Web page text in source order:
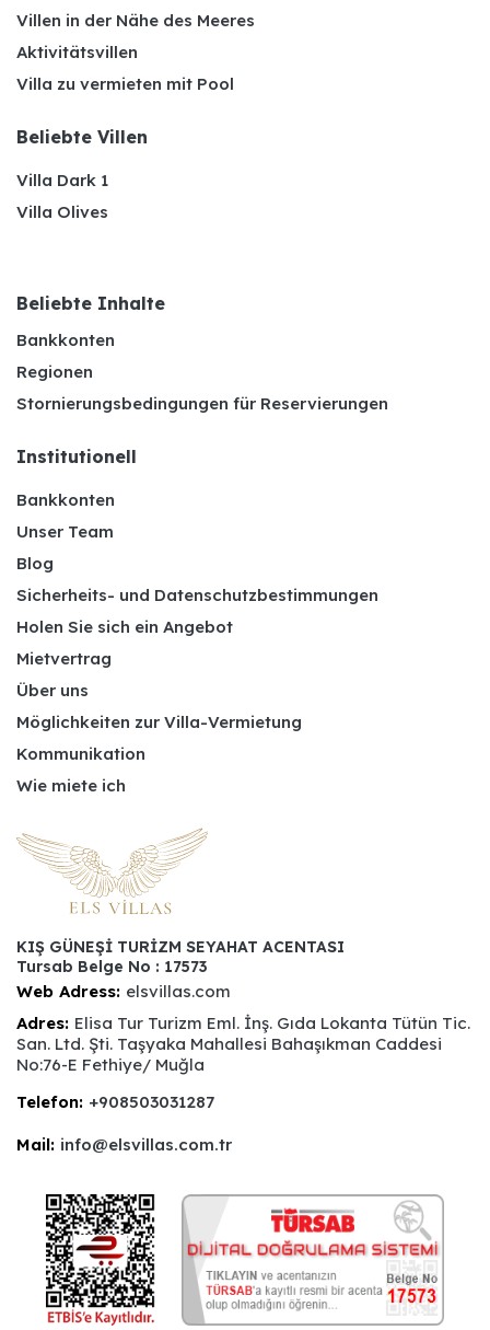
Villen in der Nähe des Meeres
Aktivitätsvillen
Villa zu vermieten mit Pool
Beliebte Villen
Villa Dark 1
Villa Olives
Beliebte Inhalte
Bankkonten
Regionen
Stornierungsbedingungen für Reservierungen
Institutionell
Bankkonten
Unser Team
Blog
Sicherheits- und Datenschutzbestimmungen
Holen Sie sich ein Angebot
Mietvertrag
Über uns
Möglichkeiten zur Villa-Vermietung
Kommunikation
Wie miete ich
KIŞ GÜNEŞİ TURİZM SEYAHAT ACENTASI
Tursab Belge No : 17573
Web Adress: elsvillas.com
Adres: Elisa Tur Turizm Eml. İnş. Gıda Lokanta Tütün Tic.
San. Ltd. Şti. Taşyaka Mahallesi Bahaşıkman Caddesi
No:76-E Fethiye/ Muğla
Telefon: +908503031287
Mail: info@elsvillas.com.tr